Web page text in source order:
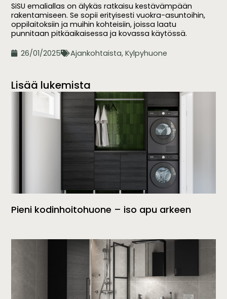
SiSU emaliallas on älykäs ratkaisu kestävämpään
rakentamiseen. Se sopii erityisesti vuokra-asuntoihin,
oppilaitoksiin ja muihin kohteisiin, joissa laatu
punnitaan pitkäaikaisessa ja kovassa käytössä.
26/01/2025
Ajankohtaista,Kylpyhuone
Lisää lukemista
Pieni kodinhoitohuone – iso apu arkeen